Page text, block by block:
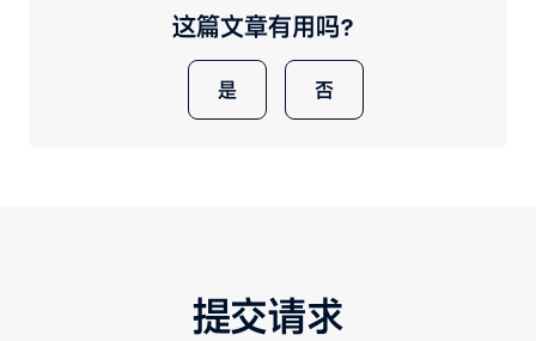
这篇文章有用吗？
是 否
提交请求